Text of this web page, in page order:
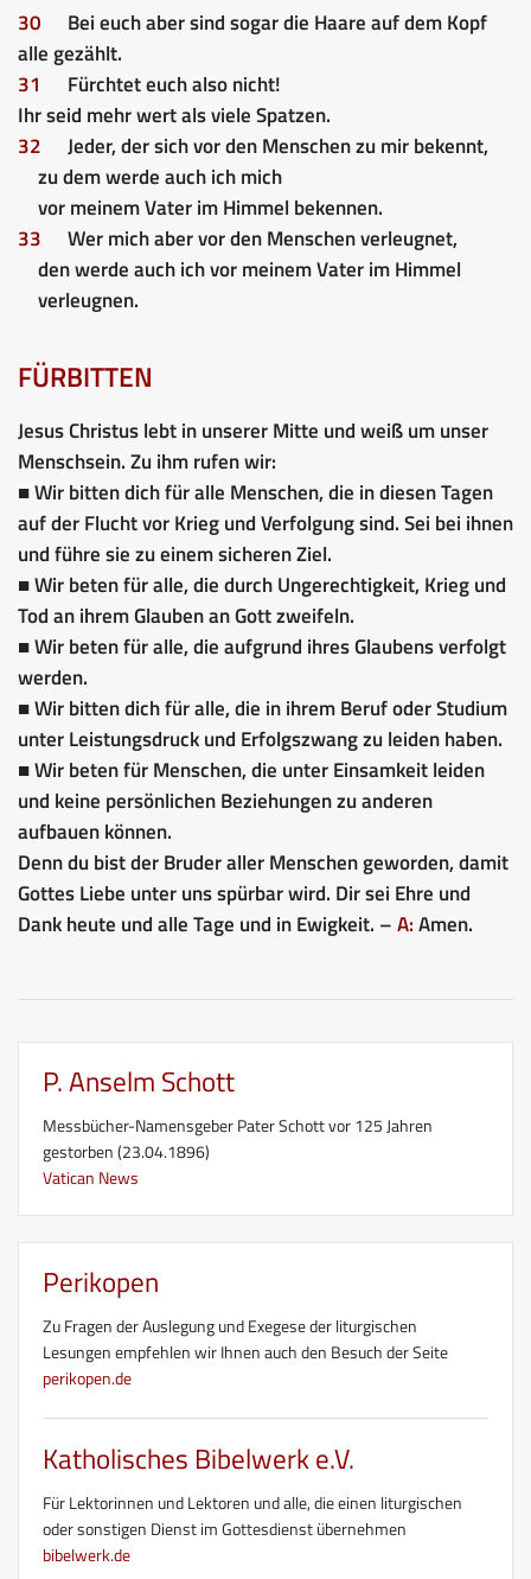
30
Bei euch aber sind sogar die Haare auf dem Kopf
alle gezählt.
31
Fürchtet euch also nicht!
Ihr seid mehr wert als viele Spatzen.
32
Jeder, der sich vor den Menschen zu mir bekennt,
zu dem werde auch ich mich
vor meinem Vater im Himmel bekennen.
33
Wer mich aber vor den Menschen verleugnet,
den werde auch ich vor meinem Vater im Himmel
verleugnen.
FÜRBITTEN
Jesus Christus lebt in unserer Mitte und weiß um unser
Menschsein. Zu ihm rufen wir:
■ Wir bitten dich für alle Menschen, die in diesen Tagen
auf der Flucht vor Krieg und Verfolgung sind. Sei bei ihnen
und führe sie zu einem sicheren Ziel.
■ Wir beten für alle, die durch Ungerechtigkeit, Krieg und
Tod an ihrem Glauben an Gott zweifeln.
■ Wir beten für alle, die aufgrund ihres Glaubens verfolgt
werden.
■ Wir bitten dich für alle, die in ihrem Beruf oder Studium
unter Leistungsdruck und Erfolgszwang zu leiden haben.
■ Wir beten für Menschen, die unter Einsamkeit leiden
und keine persönlichen Beziehungen zu anderen
aufbauen können.
Denn du bist der Bruder aller Menschen geworden, damit
Gottes Liebe unter uns spürbar wird. Dir sei Ehre und
Dank heute und alle Tage und in Ewigkeit. –A:Amen.
P. Anselm Schott
Messbücher-Namensgeber Pater Schott vor 125 Jahren
gestorben (23.04.1896)
Vatican News
Perikopen
Zu Fragen der Auslegung und Exegese der liturgischen
Lesungen empfehlen wir Ihnen auch den Besuch der Seite
perikopen.de
Katholisches Bibelwerk e.V.
Für Lektorinnen und Lektoren und alle, die einen liturgischen
oder sonstigen Dienst im Gottesdienst übernehmen
bibelwerk.de